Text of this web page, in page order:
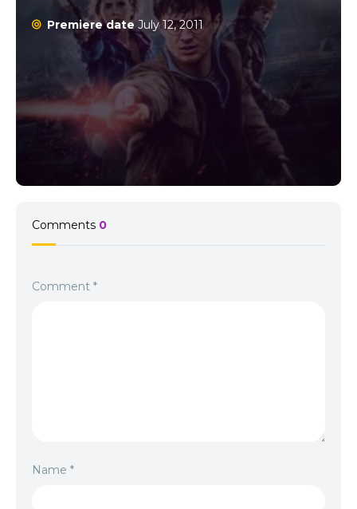
loialitatea pot învinge răul suprem ⚡ Confruntarea destinului
aduce claritate și încheiere Harry Potter și talismanele morții:
Partea 2 dezvăluie maturizarea completă a lui Harry și a
prietenilor săi și oferă un final epic pentru întreaga saga. 🪄
Concluzie Harry Potter and the Deathly Hallows: Part 2 2011
Online Subtitrat este filmul care încheie epic seria Harry Potter,
cu magie, emoție și suspans. În Harry Potter 8, totul se rezolvă,
iar aventurile și curajul lui Harry ajung la apogeu. Dacă ai
urmărit toate filmele anterioare, nu rata această parte finală,
plină de acțiune și emoție.👉 Intră acum pe Filmflix.ro și trăiește
bătălia finală din Harry Potter și talismanele morții: Partea 2! 🪄
Premiere dateJuly 12, 2011
Comments 0
Comment *
Name *